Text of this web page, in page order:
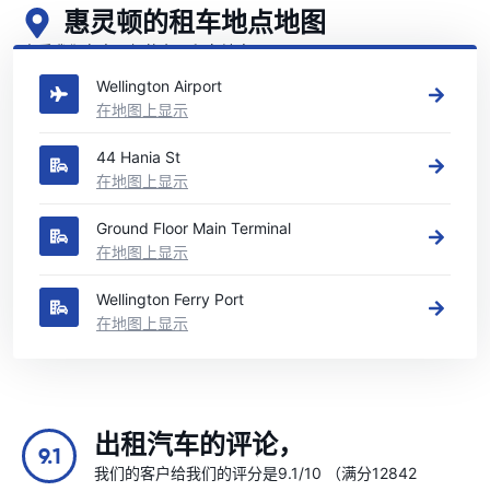
惠灵顿的租车地点地图
查看我们在惠灵顿的主要租车地点
Wellington Airport
在地图上显示
44 Hania St
在地图上显示
Ground Floor Main Terminal
在地图上显示
Wellington Ferry Port
在地图上显示
9.1 出租汽车的评论，
我们的客户给我们的评分是9.1/10 （满分12842